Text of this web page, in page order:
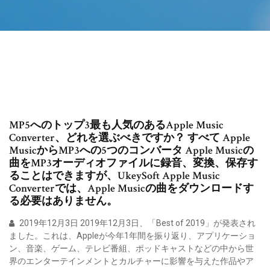
MP5へのトップ3最も人気のあるApple Music
Converter、どれを選ぶべきですか？ すべて Apple
MusicからMP3への5つのコンバータ Apple Musicの
曲をMP3オーディオファイルに録音、変換、保存す
ることはできますが、UkeySoft Apple Music
Converterでは、Apple Musicの曲をダウンロードす
る必要はありません。
2019年12月3日 2019年12月3日、「Best of 2019」が発表され
ました。これは、Appleが今年1年間を振り返り、アプリケーショ
ン、音楽、ゲーム、テレビ番組、ポッドキャストなどの中から世
界のエンターテインメントとカルチャーに影響を与えた作品やア